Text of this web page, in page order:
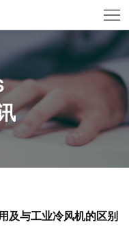
及与工业冷风机的区别